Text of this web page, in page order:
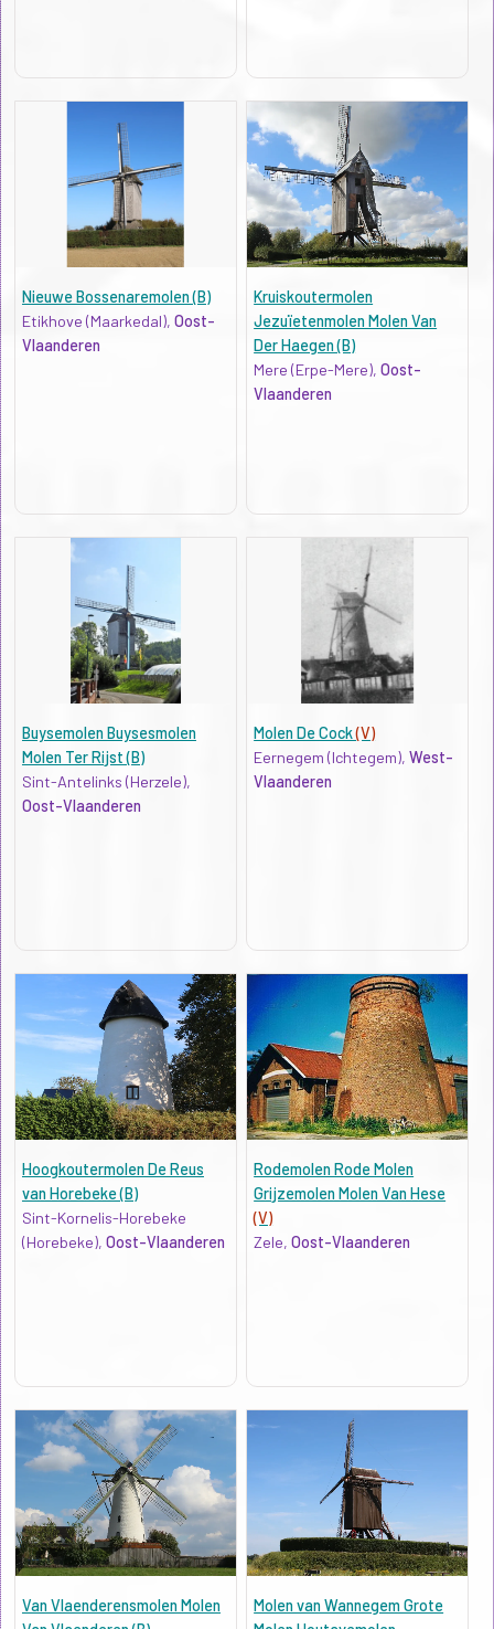
Nieuwe Bossenaremolen (B)
Etikhove (Maarkedal), Oost-
Vlaanderen
Kruiskoutermolen
Jezuïetenmolen Molen Van
Der Haegen (B)
Mere (Erpe-Mere),Oost-
Vlaanderen
Buysemolen Buysesmolen
Molen Ter Rijst (B)
Sint-Antelinks (Herzele),
Oost-Vlaanderen
Molen De Cock(V)
Eernegem (Ichtegem),West-
Vlaanderen
Hoogkoutermolen De Reus
van Horebeke (B)
Sint-Kornelis-Horebeke
(Horebeke), Oost-Vlaanderen
Rodemolen Rode Molen
Grijzemolen Molen Van Hese
(V)
Zele,Oost-Vlaanderen
Van Vlaenderensmolen Molen
Molen van Wannegem Grote